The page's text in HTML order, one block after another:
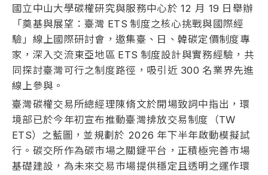
國立中山大學碳權研究與服務中心於 12 月 19 日舉辦
「奠基與展望：臺灣 ETS 制度之核心挑戰與國際經
驗」線上國際研討會，邀集臺、日、韓碳定價制度專
家，深入交流東亞地區 ETS 制度設計與實務經驗，共
同探討臺灣可行之制度路徑，吸引近 300 名業界先進
線上參與。
臺灣碳權交易所總經理陳脩文於開場致詞中指出，環
境部已於今年初宣布推動臺灣排放交易制度（TW
ETS）之藍圖，並規劃於 2026 年下半年啟動模擬試
行。碳交所作為碳市場之關鍵平台，正積極完善市場
基礎建設，為未來交易市場提供穩定且透明之運作環